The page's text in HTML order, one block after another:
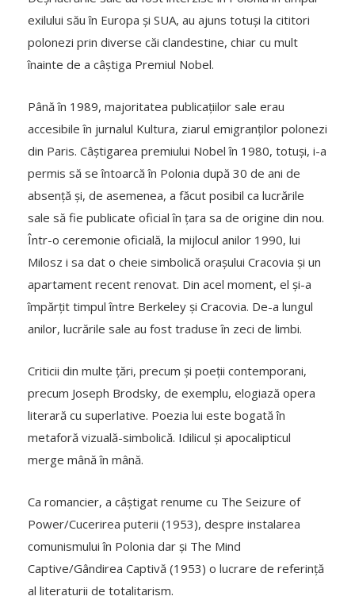
exilului său în Europa și SUA, au ajuns totuși la cititori
polonezi prin diverse căi clandestine, chiar cu mult
înainte de a câștiga Premiul Nobel.
Până în 1989, majoritatea publicațiilor sale erau
accesibile în jurnalul Kultura, ziarul emigranților polonezi
din Paris. Câștigarea premiului Nobel în 1980, totuși, i-a
permis să se întoarcă în Polonia după 30 de ani de
absență și, de asemenea, a făcut posibil ca lucrările
sale să fie publicate oficial în țara sa de origine din nou.
Într-o ceremonie oficială, la mijlocul anilor 1990, lui
Milosz i sa dat o cheie simbolică orașului Cracovia și un
apartament recent renovat. Din acel moment, el și-a
împărțit timpul între Berkeley și Cracovia. De-a lungul
anilor, lucrările sale au fost traduse în zeci de limbi.
Criticii din multe țări, precum și poeții contemporani,
precum Joseph Brodsky, de exemplu, elogiază opera
literară cu superlative. Poezia lui este bogată în
metaforă vizuală-simbolică. Idilicul și apocalipticul
merge mână în mână.
Ca romancier, a câștigat renume cu The Seizure of
Power/Cucerirea puterii (1953), despre instalarea
comunismului în Polonia dar și The Mind
Captive/Gândirea Captivă (1953) o lucrare de referință
al literaturii de totalitarism.